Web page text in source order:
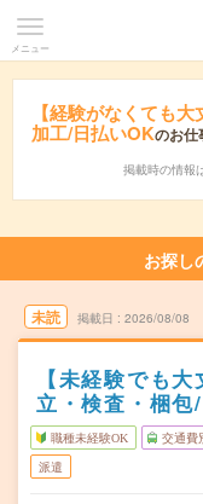
メニュー
【経験がなくても
加工/日払いOKのお仕
掲載時の情報は
お探し
未読 掲載日 2026/08/08
【未経験でも
立・検査・梱包
職種未経験OK 交通費
派遣